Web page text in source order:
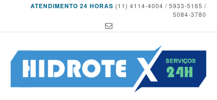
ATENDIMENTO 24 HORAS (11) 4114-4004 / 5933-5165 /
5084-3780